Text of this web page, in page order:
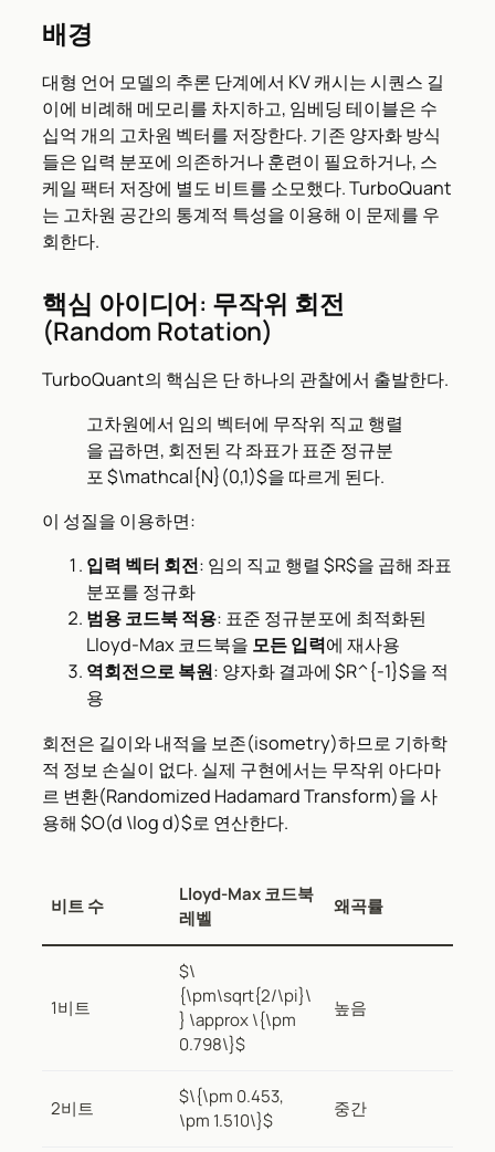
배경
대형 언어 모델의 추론 단계에서 KV 캐시는 시퀀스 길
이에 비례해 메모리를 차지하고, 임베딩 테이블은 수
십억 개의 고차원 벡터를 저장한다. 기존 양자화 방식
들은 입력 분포에 의존하거나 훈련이 필요하거나, 스
케일 팩터 저장에 별도 비트를 소모했다. TurboQuant
는 고차원 공간의 통계적 특성을 이용해 이 문제를 우
회한다.
핵심 아이디어: 무작위 회전
(Random Rotation)
TurboQuant의 핵심은 단 하나의 관찰에서 출발한다.
고차원에서 임의 벡터에 무작위 직교 행렬
을 곱하면, 회전된 각 좌표가 표준 정규분
포 $\mathcal{N}(0,1)$을 따르게 된다.
이 성질을 이용하면:
입력 벡터 회전: 임의 직교 행렬 $R$을 곱해 좌표
분포를 정규화
범용 코드북 적용: 표준 정규분포에 최적화된
Lloyd-Max 코드북을 모든 입력에 재사용
역회전으로 복원: 양자화 결과에 $R^{-1}$을 적
용
회전은 길이와 내적을 보존(isometry)하므로 기하학
적 정보 손실이 없다. 실제 구현에서는 무작위 아다마
르 변환(Randomized Hadamard Transform)을 사
용해 $O(d \log d)$로 연산한다.
비트 수
Lloyd-Max 코드북
레벨
왜곡률
1비트
$\
{\pm\sqrt{2/\pi}\
} \approx \{\pm
0.798\}$
높음
2비트
$\{\pm 0.453,
\pm 1.510\}$
중간